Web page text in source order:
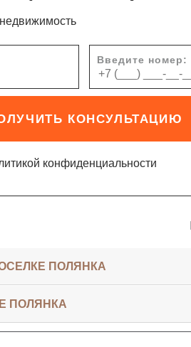
Введите номер:
КОНСУЛЬТАЦИЮ
конфиденциальности
ПОЛЯНКА
ПОЛЯНКА